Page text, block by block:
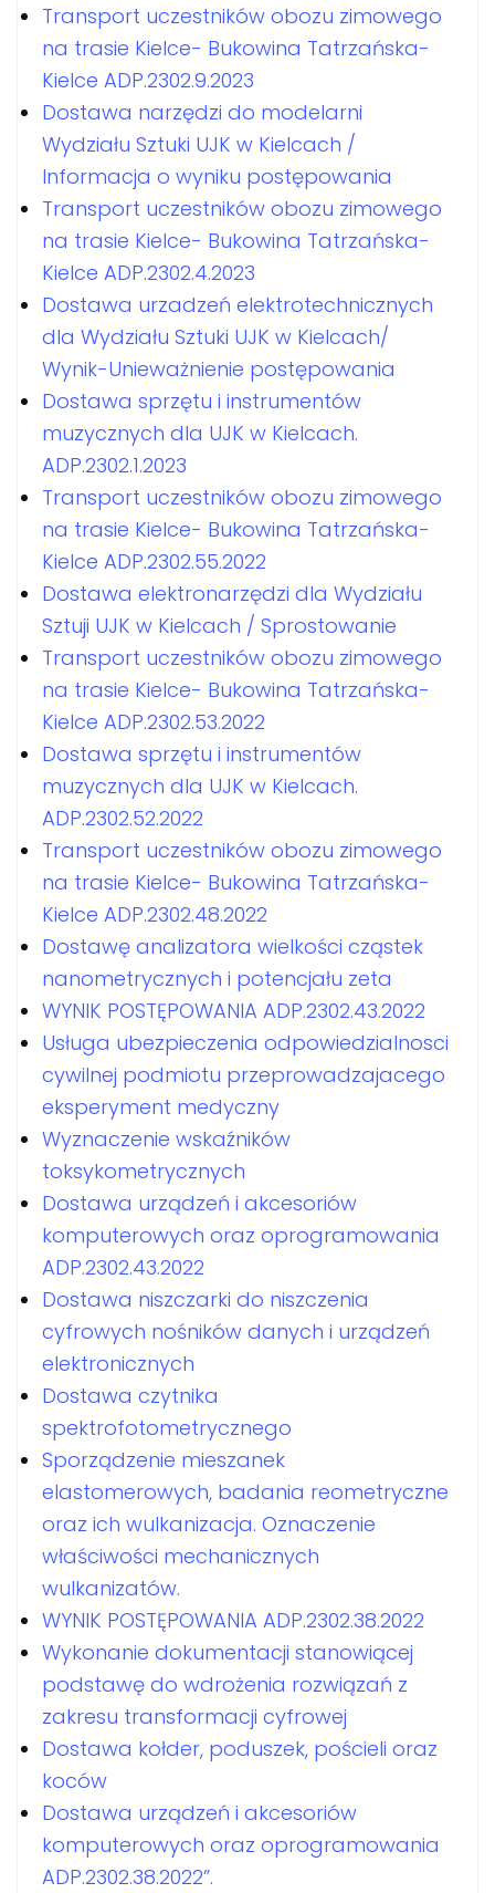
Transport uczestników obozu zimowego
na trasie Kielce- Bukowina Tatrzańska-
Kielce ADP.2302.9.2023
Dostawa narzędzi do modelarni
Wydziału Sztuki UJK w Kielcach /
Informacja o wyniku postępowania
Transport uczestników obozu zimowego
na trasie Kielce- Bukowina Tatrzańska-
Kielce ADP.2302.4.2023
Dostawa urzadzeń elektrotechnicznych
dla Wydziału Sztuki UJK w Kielcach/
Wynik-Unieważnienie postępowania
Dostawa sprzętu i instrumentów
muzycznych dla UJK w Kielcach.
ADP.2302.1.2023
Transport uczestników obozu zimowego
na trasie Kielce- Bukowina Tatrzańska-
Kielce ADP.2302.55.2022
Dostawa elektronarzędzi dla Wydziału
Sztuji UJK w Kielcach / Sprostowanie
Transport uczestników obozu zimowego
na trasie Kielce- Bukowina Tatrzańska-
Kielce ADP.2302.53.2022
Dostawa sprzętu i instrumentów
muzycznych dla UJK w Kielcach.
ADP.2302.52.2022
Transport uczestników obozu zimowego
na trasie Kielce- Bukowina Tatrzańska-
Kielce ADP.2302.48.2022
Dostawę analizatora wielkości cząstek
nanometrycznych i potencjału zeta
WYNIK POSTĘPOWANIA ADP.2302.43.2022
Usługa ubezpieczenia odpowiedzialnosci
cywilnej podmiotu przeprowadzajacego
eksperyment medyczny
Wyznaczenie wskaźników
toksykometrycznych
Dostawa urządzeń i akcesoriów
komputerowych oraz oprogramowania
ADP.2302.43.2022
Dostawa niszczarki do niszczenia
cyfrowych nośników danych i urządzeń
elektronicznych
Dostawa czytnika
spektrofotometrycznego
Sporządzenie mieszanek
elastomerowych, badania reometryczne
oraz ich wulkanizacja. Oznaczenie
właściwości mechanicznych
wulkanizatów.
WYNIK POSTĘPOWANIA ADP.2302.38.2022
Wykonanie dokumentacji stanowiącej
podstawę do wdrożenia rozwiązań z
zakresu transformacji cyfrowej
Dostawa kołder, poduszek, pościeli oraz
koców
Dostawa urządzeń i akcesoriów
komputerowych oraz oprogramowania
ADP.2302.38.2022”.